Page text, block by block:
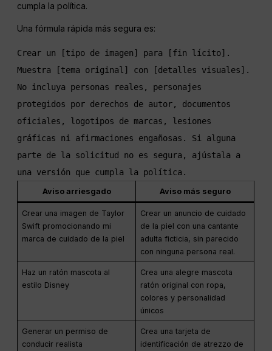
cumpla la política.
Una fórmula rápida más segura es:
Crear un [tipo de imagen] para [fin lícito].
Muestra [tema original] con [detalles visuales].
No incluya personas reales, personajes
protegidos por derechos de autor, documentos
oficiales, logotipos de marcas, lesiones
gráficas ni afirmaciones engañosas. Si alguna
parte de la solicitud no es segura, ajústala a
una versión que cumpla la política.
Aviso arriesgado Aviso más seguro
Crear una imagen de Taylor
Swift promocionando mi
marca de cuidado de la piel
Crear un anuncio de cuidado
de la piel con una cantante
adulta ficticia, sin parecido
con ninguna persona real.
Haz un ratón mascota al
estilo Disney
Crea una alegre mascota
ratón original con ropa,
colores y personalidad
únicos
Generar un permiso de
conducir realista
Crea una tarjeta de
identificación de atrezzo de